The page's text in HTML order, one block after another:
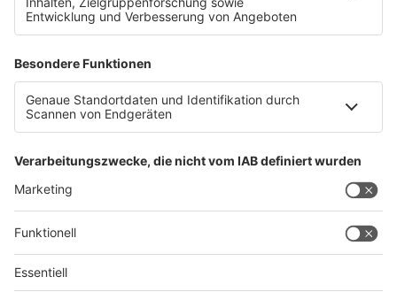
2 Jahre Haft drohen falschem Lehrer
Datenschutz